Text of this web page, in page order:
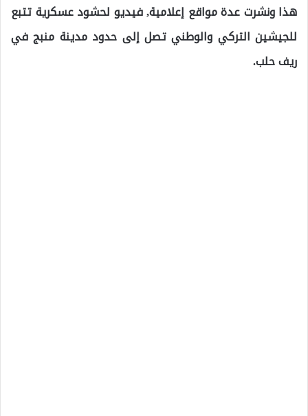
هذا ونشرت عدة مواقع إعلامية, فيديو لحشود عسكرية تتبع
للجيشين التركي والوطني تصل إلى حدود مدينة منبج في
ريف حلب.